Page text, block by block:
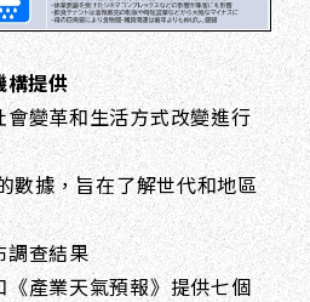
構提供
會變革和生活方式改變進行
數據，旨在了解世代和地區
調查結果
產業天氣預報》提供七個